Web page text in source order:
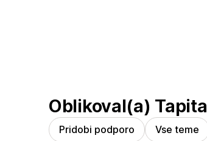
Oblikoval(a) Tapita
Pridobi podporo Vse teme